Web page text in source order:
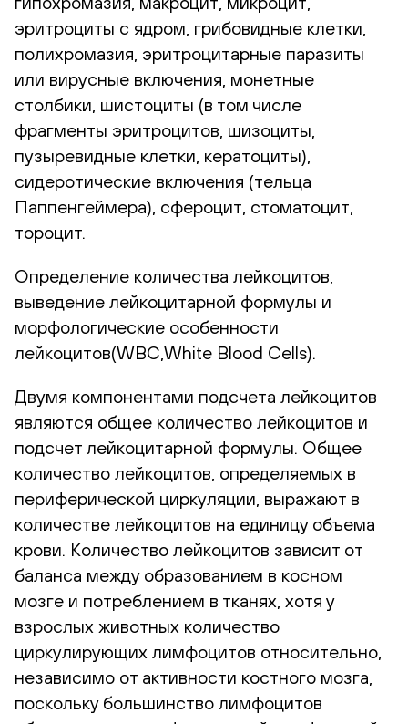
эритроциты с ядром, грибовидные клетки,
полихромазия, эритроцитарные паразиты
или вирусные включения, монетные
столбики, шистоциты (в том числе
фрагменты эритроцитов, шизоциты,
пузыревидные клетки, кератоциты),
сидеротические включения (тельца
Паппенгеймера), сфероцит, стоматоцит,
тороцит.
Определение количества лейкоцитов,
выведение лейкоцитарной формулы и
морфологические особенности
лейкоцитов(WBC,White Blood Cells).
Двумя компонентами подсчета лейкоцитов
являются общее количество лейкоцитов и
подсчет лейкоцитарной формулы. Общее
количество лейкоцитов, определяемых в
периферической циркуляции, выражают в
количестве лейкоцитов на единицу объема
крови. Количество лейкоцитов зависит от
баланса между образованием в косном
мозге и потреблением в тканях, хотя у
взрослых животных количество
циркулирующих лимфоцитов относительно,
независимо от активности костного мозга,
поскольку большинство лимфоцитов